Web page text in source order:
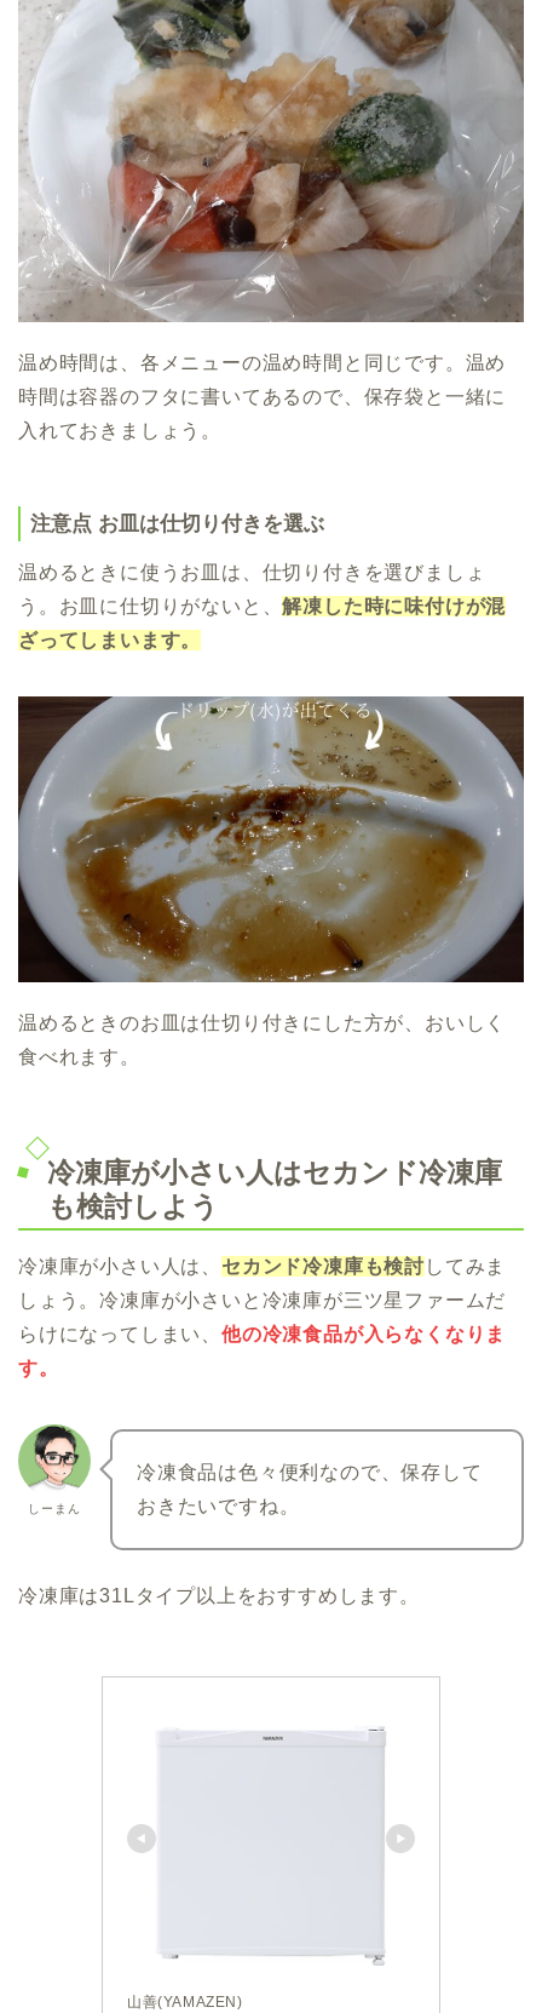
温め時間は、各メニューの温め時間と同じです。温め
時間は容器のフタに書いてあるので、保存袋と一緒に
入れておきましょう。
注意点 お皿は仕切り付きを選ぶ
温めるときに使うお皿は、仕切り付きを選びましょ
う。お皿に仕切りがないと、解凍した時に味付けが混
ざってしまいます。
温めるときのお皿は仕切り付きにした方が、おいしく
食べれます。
冷凍庫が小さい人はセカンド冷凍庫
も検討しよう
冷凍庫が小さい人は、 セカンド冷凍庫も検討 してみま
しょう。冷凍庫が小さいと冷凍庫が三ツ星ファームだ
らけになってしまい、他の冷凍食品が入らなくなりま
す。
しーまん
冷凍食品は色々便利なので、保存して
おきたいですね。
冷凍庫は31Lタイプ以上をおすすめします。
山善(YAMAZEN)